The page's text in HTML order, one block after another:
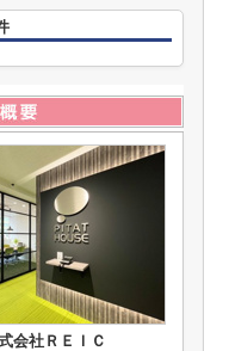
会社ＲＥＩＣ